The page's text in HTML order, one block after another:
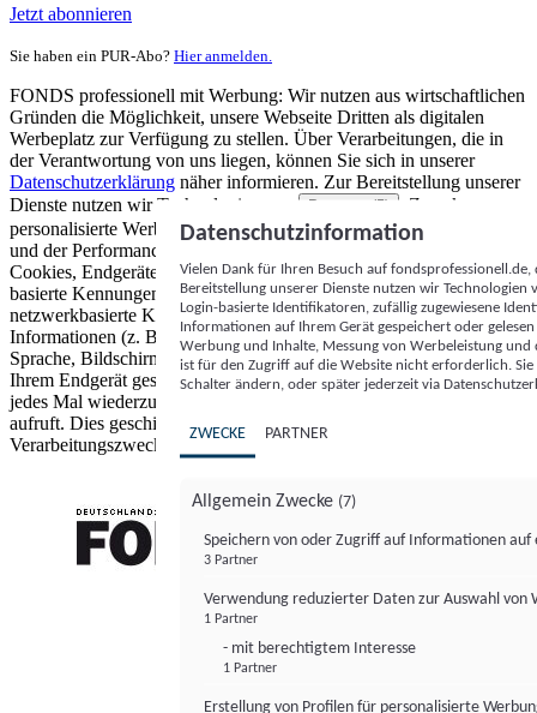
Jetzt abonnieren
Sie haben ein PUR-Abo? Hier anmelden.
FONDS professionell mit Werbung: Wir nutzen aus wirtschaftlichen
Gründen die Möglichkeit, unsere Webseite Dritten als digitalen
Werbeplatz zur Verfügung zu stellen. Über Verarbeitungen, die in
der Verantwortung von uns liegen, können Sie sich in unserer
Datenschutzerklärung näher informieren. Zur Bereitstellung unserer
Dienste nutzen wir Technologien von
Partnern (5)
. Zwecke:
personalisierte Werbung und Inhalte, Messung von Werbeleistung
und der Performance von Inhalten sowie Zielgruppenforschung.
Cookies, Endgeräte- oder ähnliche Online-Kennungen (z. B. login-
basierte Kennungen, zufällig generierte Kennungen,
netzwerkbasierte Kennungen) können zusammen mit anderen
Informationen (z. B. Browsertyp und Browserinformationen,
Sprache, Bildschirmgröße, unterstützte Technologien usw.) auf
Ihrem Endgerät gespeichert oder von dort ausgelesen werden, um es
jedes Mal wiederzuerkennen, wenn es eine App oder einer Webseite
aufruft. Dies geschieht für einen oder mehrere der hier aufgeführten
Verarbeitungszwecke.
Datenschutzinformation
Vielen Dank für Ihren Besuch auf
Bereitstellung unserer Dienste nutzen wir Technologien
Login-basierte Identifikatoren, zufällig zugewiesene
Informationen auf Ihrem Gerät gespeichert oder
Werbung und Inhalte, Messung von Werbeleistung
ist für den Zugriff auf die Website nicht erforderlich.
Schalter ändern, oder später jederzeit via
ZWECKE PARTNER
Allgemein Zwecke (7)
Speichern von oder Zugriff auf Informationen auf
3 Partner
Verwendung reduzierter Daten zur Auswahl von
1 Partner
- mit berechtigtem Interesse
1 Partner
Erstellung von Profilen für personalisierte
FONDS professionell